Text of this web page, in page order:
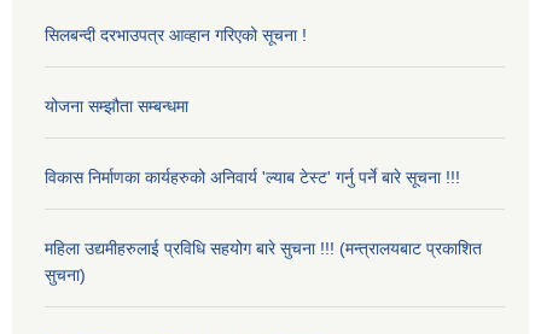
सिलबन्दी दरभाउपत्र आव्हान गरिएको सूचना !
योजना सम्झौता सम्बन्धमा
विकास निर्माणका कार्यहरुको अनिवार्य 'ल्याब टेस्ट' गर्नु पर्ने बारे सूचना !!!
महिला उद्यमीहरुलाई प्रविधि सहयोग बारे सुचना !!! (मन्त्रालयबाट प्रकाशित
सुचना)